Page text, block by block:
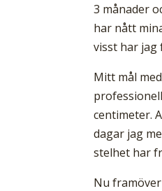
3 månader
har nått
visst har jag
Mitt mål
centimeter.
dagar jag
stelhet har
Nu